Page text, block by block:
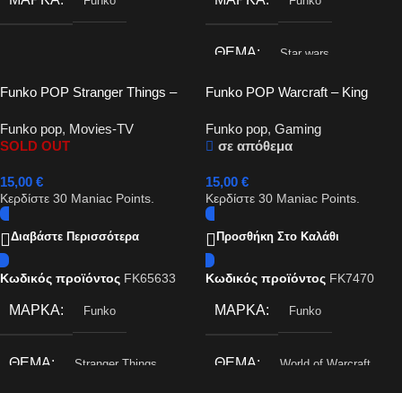
ΘΈΜΑ Star wars
Funko POP Stranger Things –
Funko pop, Movies-TV
SOLD OUT
15,00 €
Κερδίστε 30 Maniac Points.
Διαβάστε Περισσότερα
Κωδικός προϊόντος FK65633
ΜΆΡΚΑ Funko
ΘΈΜΑ Stranger Things
Funko POP Warcraft – King
Funko pop, Gaming
σε απόθεμα
15,00 €
Κερδίστε 30 Maniac Points.
Προσθήκη Στο Καλάθι
Κωδικός προϊόντος FK7470
ΜΆΡΚΑ Funko
ΘΈΜΑ World of Warcraft